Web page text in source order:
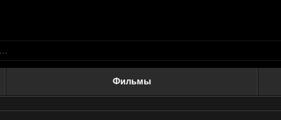
Фильмы